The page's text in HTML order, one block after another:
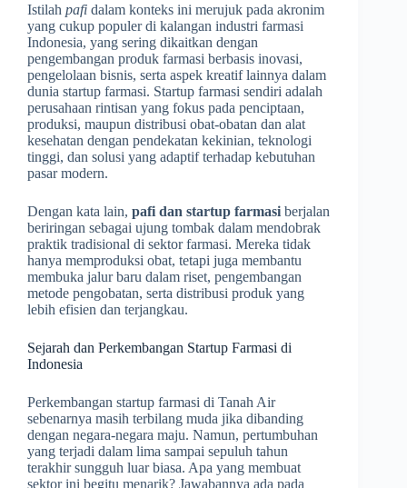
Istilah pafi dalam konteks ini merujuk pada akronim
yang cukup populer di kalangan industri farmasi
Indonesia, yang sering dikaitkan dengan
pengembangan produk farmasi berbasis inovasi,
pengelolaan bisnis, serta aspek kreatif lainnya dalam
dunia startup farmasi. Startup farmasi sendiri adalah
perusahaan rintisan yang fokus pada penciptaan,
produksi, maupun distribusi obat-obatan dan alat
kesehatan dengan pendekatan kekinian, teknologi
tinggi, dan solusi yang adaptif terhadap kebutuhan
pasar modern.
Dengan kata lain, pafi dan startup farmasi berjalan
beriringan sebagai ujung tombak dalam mendobrak
praktik tradisional di sektor farmasi. Mereka tidak
hanya memproduksi obat, tetapi juga membantu
membuka jalur baru dalam riset, pengembangan
metode pengobatan, serta distribusi produk yang
lebih efisien dan terjangkau.
Sejarah dan Perkembangan Startup Farmasi di
Indonesia
Perkembangan startup farmasi di Tanah Air
sebenarnya masih terbilang muda jika dibanding
dengan negara-negara maju. Namun, pertumbuhan
yang terjadi dalam lima sampai sepuluh tahun
terakhir sungguh luar biasa. Apa yang membuat
sektor ini begitu menarik? Jawabannya ada pada